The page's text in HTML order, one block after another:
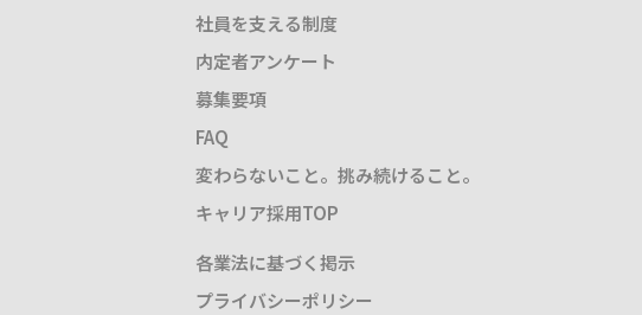
社員を支える制度
内定者アンケート
募集要項
FAQ
変わらないこと。挑み続けること。
キャリア採用TOP
各業法に基づく掲示
プライバシーポリシー